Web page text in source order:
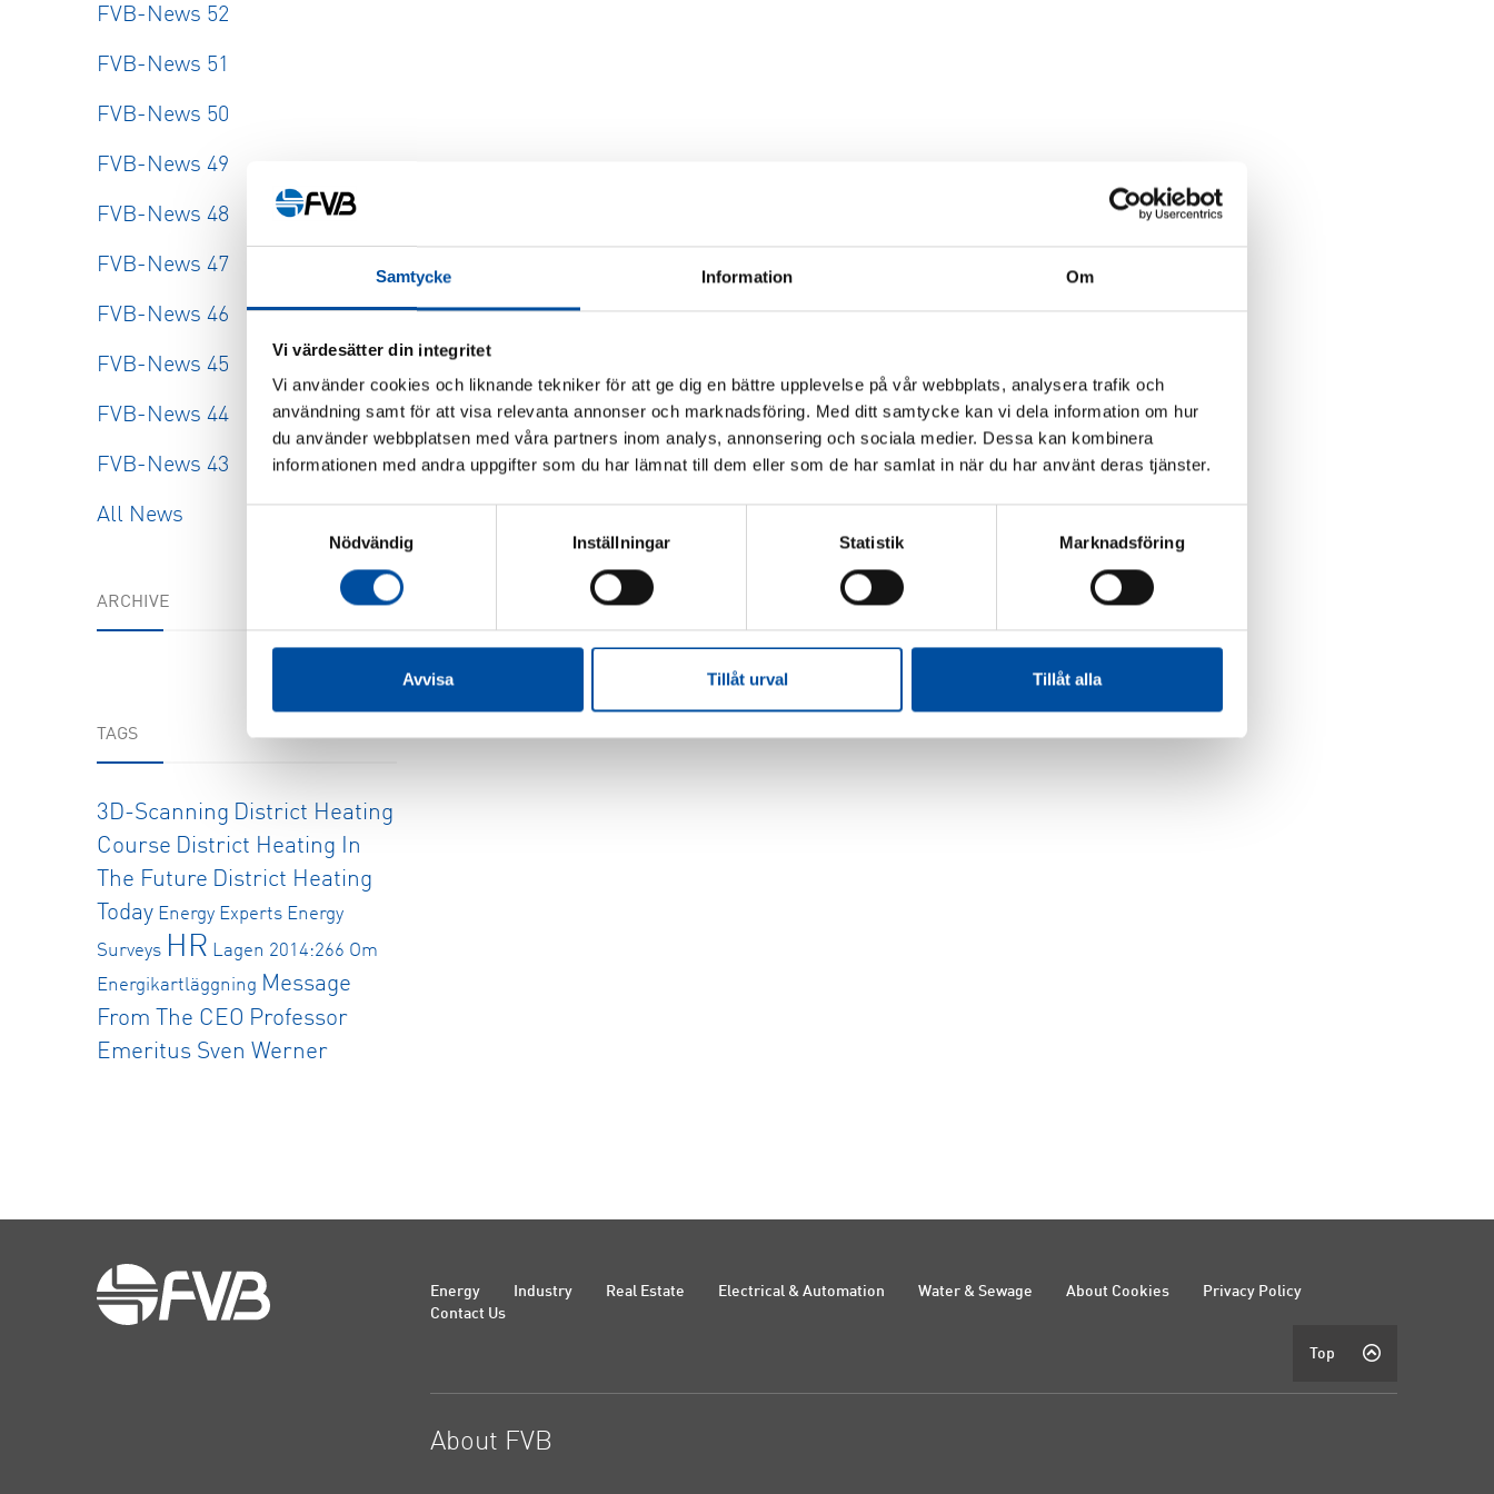
Samtycke Information Om
Vi värdesätter din integritet
Vi använder cookies och liknande tekniker för att ge dig en bättre upplevelse på vår webbplats, analysera trafik och
användning samt för att visa relevanta annonser och marknadsföring. Med ditt samtycke kan vi dela information om hur
du använder webbplatsen med våra partners inom analys, annonsering och sociala medier. Dessa kan kombinera
informationen med andra uppgifter som du har lämnat till dem eller som de har samlat in när du har använt deras tjänster.
Nödvändig
Inställningar Statistik Marknadsföring
Avvisa Tillåt urval Tillåt alla
FVB-News 52
FVB-News 51
FVB-News 50
FVB-News 49
FVB-News 48
FVB-News 47
FVB-News 46
FVB-News 45
FVB-News 44
FVB-News 43
All News
ARCHIVE
TAGS
3D-Scanning District Heating
Course District Heating In
The Future District Heating
Today Energy Experts Energy
Surveys HR Lagen 2014:266 Om
Energikartläggning Message
From The CEO Professor
Emeritus Sven Werner
Energy Industry Real Estate Electrical & Automation Water & Sewage About Cookies
Privacy Policy
Contact Us
Top
About FVB